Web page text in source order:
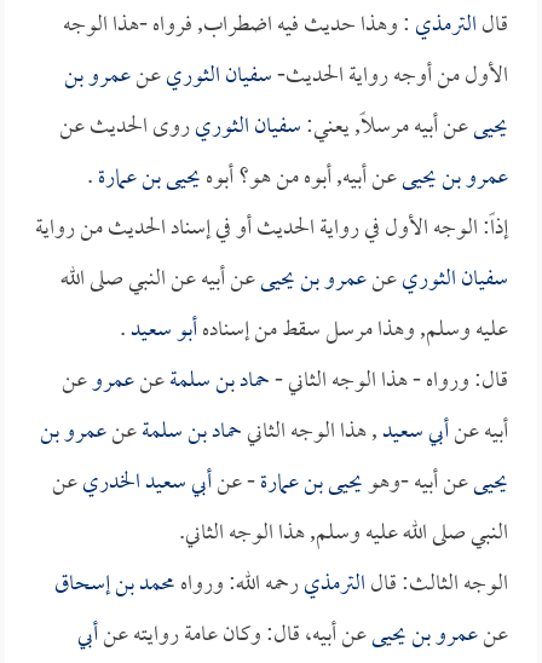
قالالترمذي: وهذا حديث فيه اضطراب, فرواه -هذا الوجه
الأول من أوجه رواية الحديث-سفيان الثوريعنعمرو بن
يحيىعن أبيه مرسلاً, يعني:سفيان الثوريروى الحديث عن
عمرو بن يحيىعن أبيه, أبوه من هو؟ أبوهيحيى بن عمارة.
إذاً: الوجه الأول في رواية الحديث أو في إسناد الحديث من رواية
سفيان الثوريعنعمرو بن يحيىعن أبيه عن النبي صلى الله
عليه وسلم, وهذا مرسل سقط من إسنادهأبو سعيد.
قال: ورواه - هذا الوجه الثاني -حماد بن سلمةعنعمروعن
أبيه عنأبي سعيد, هذا الوجه الثانيحماد بن سلمةعنعمرو بن
يحيىعن أبيه -وهويحيى بن عمارة- عنأبي سعيد الخدريعن
النبي صلى الله عليه وسلم, هذا الوجه الثاني.
الوجه الثالث: قالالترمذيرحمه الله: ورواهمحمد بن إسحاق
عنعمرو بن يحيىعن أبيه، قال: وكان عامة روايته عنأبي